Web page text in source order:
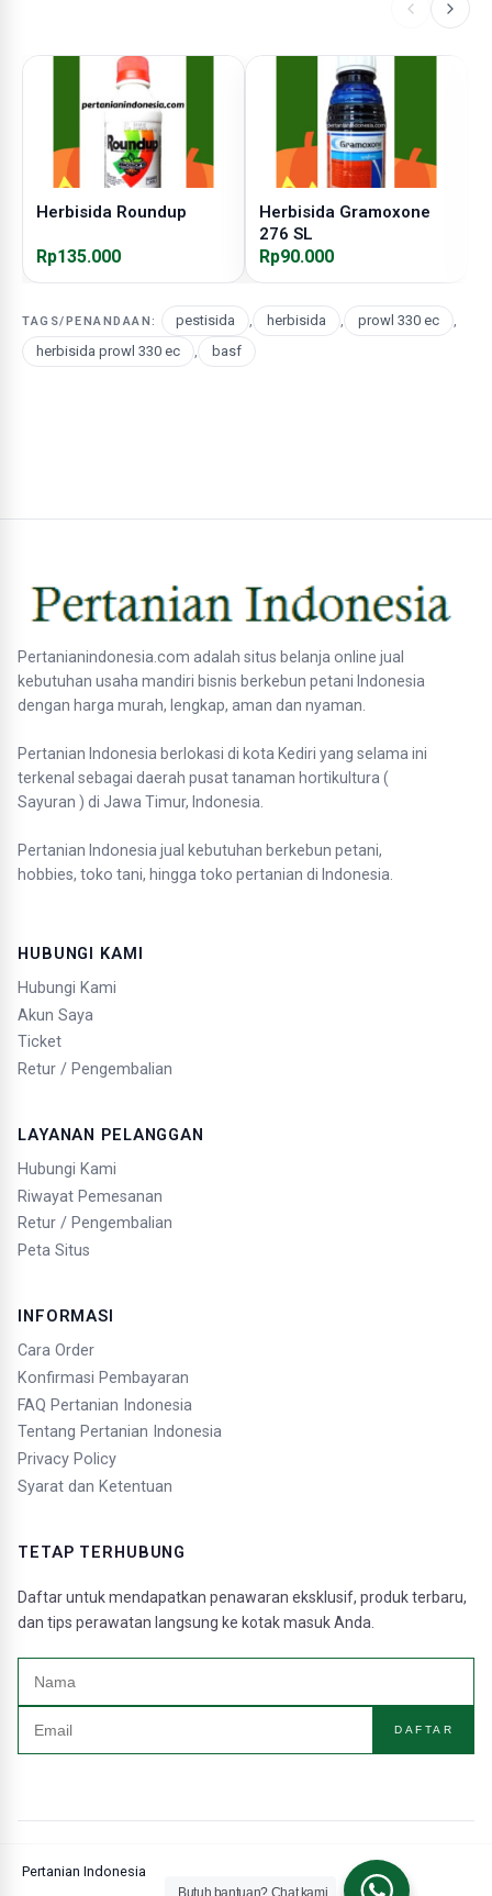
Herbisida Roundup
Rp135.000
Herbisida Gramoxone
276 SL
Rp90.000
TAGS/PENANDAAN: pestisida , herbisida , prowl 330 ec
,
herbisida prowl 330 ec
, basf
Pertanianindonesia.com adalah situs belanja online jual
kebutuhan usaha mandiri bisnis berkebun petani Indonesia
dengan harga murah, lengkap, aman dan nyaman.
Pertanian Indonesia berlokasi di kota Kediri yang selama ini
terkenal sebagai daerah pusat tanaman hortikultura (
Sayuran ) di Jawa Timur, Indonesia.
Pertanian Indonesia jual kebutuhan berkebun petani,
hobbies, toko tani, hingga toko pertanian di Indonesia.
HUBUNGI KAMI
Hubungi Kami
Akun Saya
Ticket
Retur / Pengembalian
LAYANAN PELANGGAN
Hubungi Kami
Riwayat Pemesanan
Retur / Pengembalian
Peta Situs
INFORMASI
Cara Order
Konfirmasi Pembayaran
FAQ Pertanian Indonesia
Tentang Pertanian Indonesia
Privacy Policy
Syarat dan Ketentuan
TETAP TERHUBUNG
Daftar untuk mendapatkan penawaran eksklusif, produk terbaru,
dan tips perawatan langsung ke kotak masuk Anda.
DAFTAR
Pertanian Indonesia
Butuh bantuan? Chat kami